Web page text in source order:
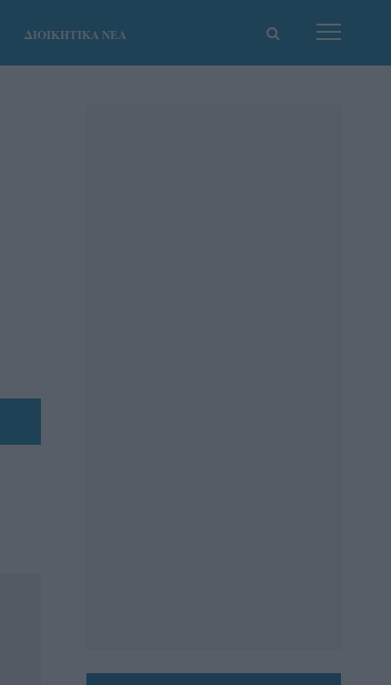
ΔΙΟΙΚΗΤΙΚΑ ΝΕΑ